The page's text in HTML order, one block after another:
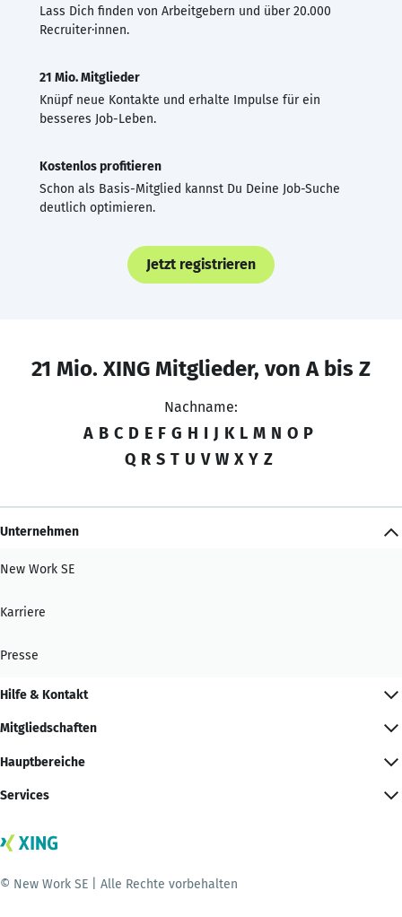
Lass Dich finden von Arbeitgebern und über 20.000
Recruiter·innen.
21 Mio. Mitglieder
Knüpf neue Kontakte und erhalte Impulse für ein
besseres Job-Leben.
Kostenlos profitieren
Schon als Basis-Mitglied kannst Du Deine Job-Suche
deutlich optimieren.
Jetzt registrieren
21 Mio. XING Mitglieder, von A bis Z
Nachname:
A B C D E F G H I J K L M N O P
Q R S T U V W X Y Z
Unternehmen
New Work SE
Karriere
Presse
Hilfe & Kontakt
Mitgliedschaften
Hauptbereiche
Services
© New Work SE | Alle Rechte vorbehalten